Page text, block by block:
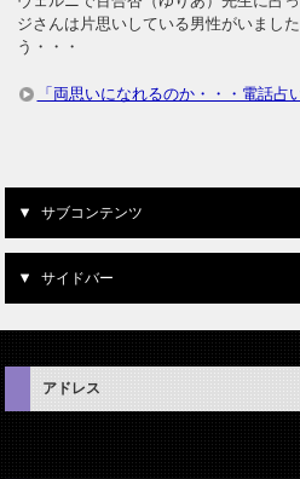
ジさんは片思いしている男性がいまし
う・・・
「両思いになれるのか・・・電話
サブコンテンツ
サイドバー
アドレス